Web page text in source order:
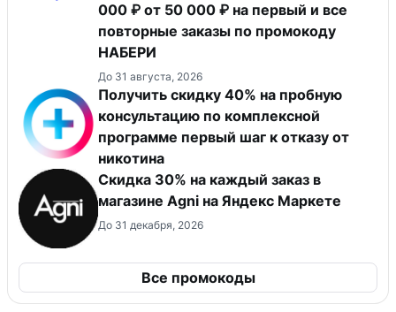
000 ₽ от 50 000 ₽ на первый и все
повторные заказы по промокоду
НАБЕРИ
До 31 августа, 2026
Получить скидку 40% на пробную
консультацию по комплексной
программе первый шаг к отказу от
никотина
Скидка 30% на каждый заказ в
магазине Agni на Яндекс Маркете
До 31 декабря, 2026
Все промокоды